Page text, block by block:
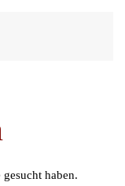
haben.